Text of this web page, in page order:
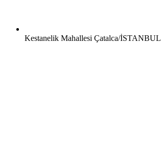
Kestanelik Mahallesi Çatalca/İSTANBUL